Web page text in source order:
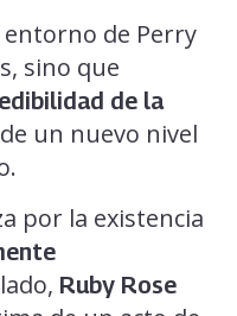
entorno de Perry
sino que
de la
un nuevo nivel
por la existencia
Ruby Rose